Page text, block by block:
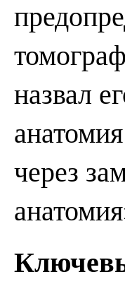
назвал
через